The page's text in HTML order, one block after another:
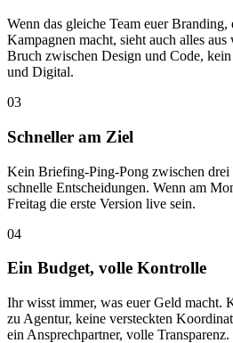
Wenn das gleiche Team euer Branding,
Kampagnen macht, sieht auch alles
Bruch zwischen Design und Code,
und Digital.
03
Schneller am Ziel
Kein Briefing-Ping-Pong zwischen drei
schnelle Entscheidungen. Wenn am
Freitag die erste Version live sein.
04
Ein Budget, volle Kontrolle
Ihr wisst immer, was euer Geld macht.
zu Agentur, keine versteckten
ein Ansprechpartner, volle Transparenz.